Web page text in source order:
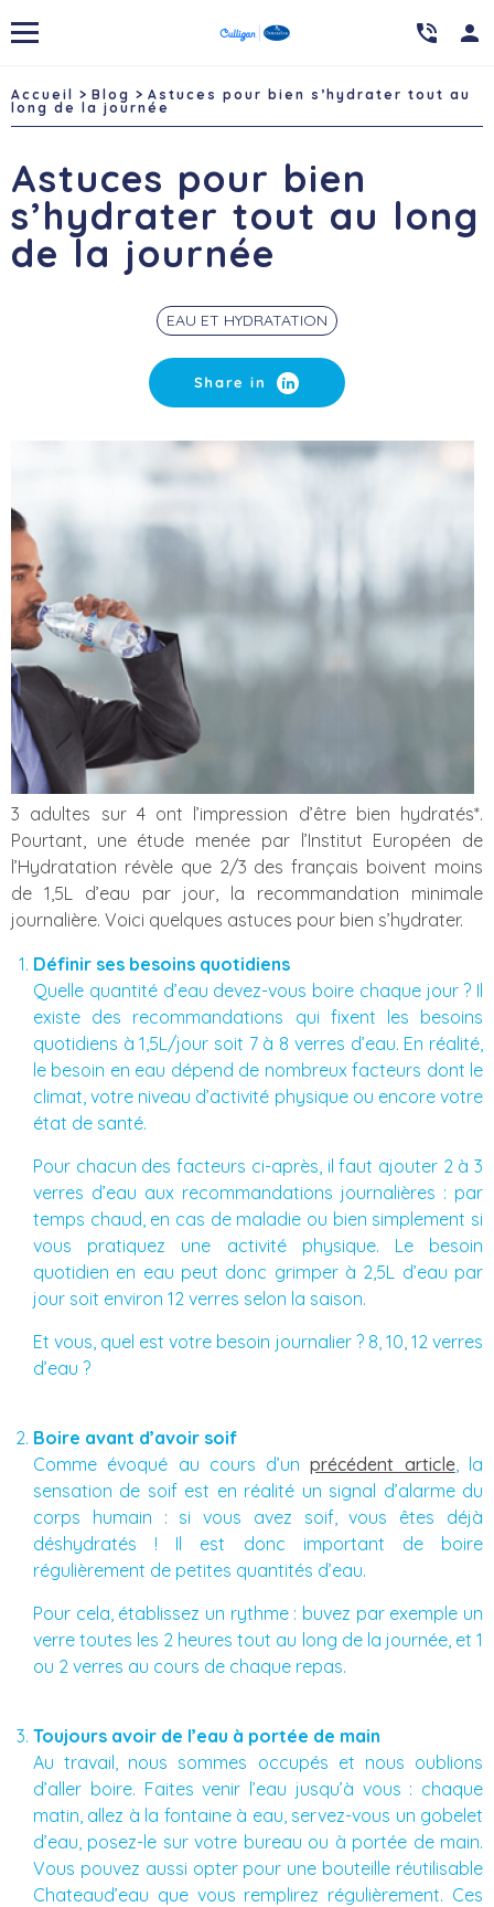
 person
Accueil Blog
Astuces pour bien s’hydrater tout au
long de la journée
Astuces pour bien
s’hydrater tout au long
de la journée
EAU ET HYDRATATION
3 adultes sur 4 ont l’impression d’être bien hydratés*.
Pourtant, une étude menée par l’Institut Européen de
l’Hydratation révèle que 2/3 des français boivent moins
de 1,5L d’eau par jour, la recommandation minimale
journalière. Voici quelques astuces pour bien s’hydrater.
Définir ses besoins quotidiens
Quelle quantité d’eau devez-vous boire chaque jour ? Il
existe des recommandations qui fixent les besoins
quotidiens à 1,5L/jour soit 7 à 8 verres d’eau. En réalité,
le besoin en eau dépend de nombreux facteurs dont le
climat, votre niveau d’activité physique ou encore votre
état de santé.
Pour chacun des facteurs ci-après, il faut ajouter 2 à 3
verres d’eau aux recommandations journalières : par
temps chaud, en cas de maladie ou bien simplement si
vous pratiquez une activité physique. Le besoin
quotidien en eau peut donc grimper à 2,5L d’eau par
jour soit environ 12 verres selon la saison.
Et vous, quel est votre besoin journalier ? 8, 10, 12 verres
d’eau ?
Boire avant d’avoir soif
Comme évoqué au cours d’unprécédent article, la
sensation de soif est en réalité un signal d’alarme du
corps humain : si vous avez soif, vous êtes déjà
déshydratés ! Il est donc important de boire
régulièrement de petites quantités d’eau.
Pour cela, établissez un rythme : buvez par exemple un
verre toutes les 2 heures tout au long de la journée, et 1
ou 2 verres au cours de chaque repas.
Toujours avoir de l’eau à portée de main
Au travail, nous sommes occupés et nous oublions
d’aller boire. Faites venir l’eau jusqu’à vous : chaque
matin, allez à la fontaine à eau, servez-vous un gobelet
d’eau, posez-le sur votre bureau ou à portée de main.
Vous pouvez aussi opter pour une bouteille réutilisable
Chateaud’eau que vous remplirez régulièrement. Ces